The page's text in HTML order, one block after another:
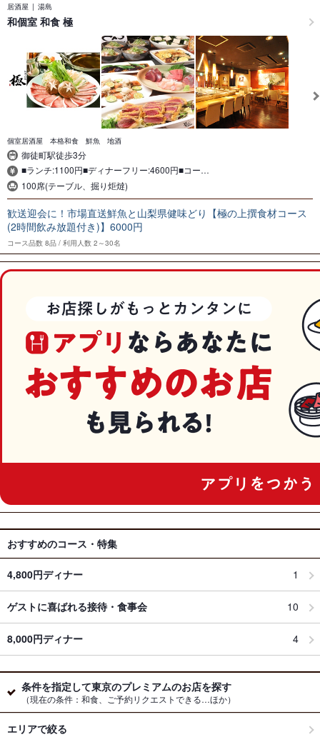
居酒屋 湯島
和個室 和食 極
個室居酒屋 本格和食 鮮魚 地酒
御徒町駅徒歩3分
■ランチ:1100円■ディナーフリー:4600円■コー…
100席(テーブル、掘り炬燵)
歓送迎会に！市場直送鮮魚と山梨県健味どり【極の上撰食材コース
(2時間飲み放題付き)】6000円
コース品数 8品 利用人数 2～30名
おすすめのコース・特集
4,800円ディナー 1
ゲストに喜ばれる接待・食事会 10
8,000円ディナー 4
条件を指定して東京のプレミアムのお店を探す
（現在の条件：和食、ご予約リクエストできる…ほか）
エリアで絞る